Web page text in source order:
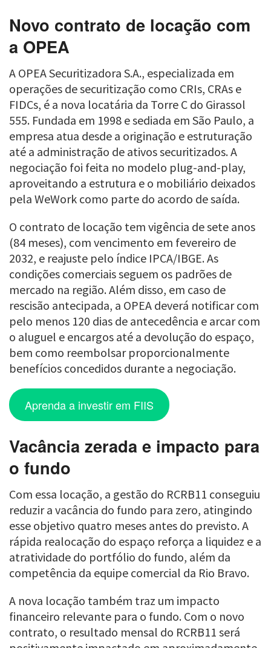
Novo contrato de locação com
a OPEA
A OPEA Securitizadora S.A., especializada em
operações de securitização como CRIs, CRAs e
FIDCs, é a nova locatária da Torre C do Girassol
555. Fundada em 1998 e sediada em São Paulo, a
empresa atua desde a originação e estruturação
até a administração de ativos securitizados. A
negociação foi feita no modelo plug-and-play,
aproveitando a estrutura e o mobiliário deixados
pela WeWork como parte do acordo de saída.
O contrato de locação tem vigência de sete anos
(84 meses), com vencimento em fevereiro de
2032, e reajuste pelo índice IPCA/IBGE. As
condições comerciais seguem os padrões de
mercado na região. Além disso, em caso de
rescisão antecipada, a OPEA deverá notificar com
pelo menos 120 dias de antecedência e arcar com
o aluguel e encargos até a devolução do espaço,
bem como reembolsar proporcionalmente
benefícios concedidos durante a negociação.
Aprenda a investir em FIIS
Vacância zerada e impacto para
o fundo
Com essa locação, a gestão do RCRB11 conseguiu
reduzir a vacância do fundo para zero, atingindo
esse objetivo quatro meses antes do previsto. A
rápida realocação do espaço reforça a liquidez e a
atratividade do portfólio do fundo, além da
competência da equipe comercial da Rio Bravo.
A nova locação também traz um impacto
financeiro relevante para o fundo. Com o novo
contrato, o resultado mensal do RCRB11 será